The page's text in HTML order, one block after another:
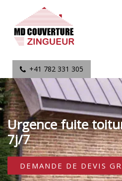
+41 782 331 305
Urgence fuite
7j/7
DEMANDE DE DEVIS